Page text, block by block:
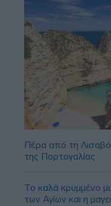
Πέρα από τη
της Πορτογαλίας
Το καλά κρυμμένο
των Αγίων και η